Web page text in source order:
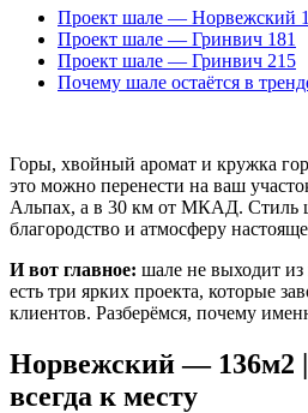
Проект шале — Норвежский
Проект шале — Гринвич 181
Проект шале — Гринвич 215
Почему шале остаётся в
Горы, хвойный аромат и кружка
это можно перенести на ваш
Альпах, а в 30 км от МКАД. Стиль
благородство и атмосферу
И вот главное: шале не выходит
есть три ярких проекта, которые
клиентов. Разберёмся, почему
Норвежский — 136м2
всегда к месту